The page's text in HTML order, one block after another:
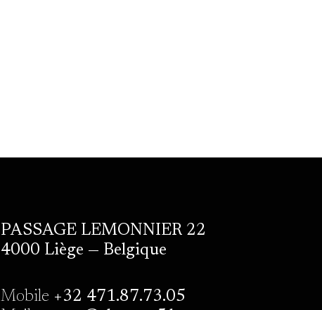
PASSAGE LEMONNIER 22
4000 Liège — Belgique
Mobile +32 471.87.73.05